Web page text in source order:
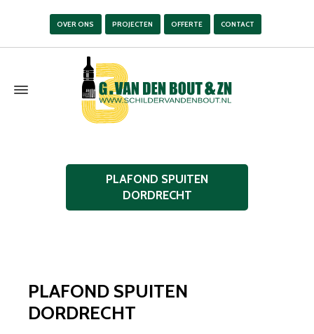
OVER ONS PROJECTEN OFFERTE CONTACT
PLAFOND SPUITEN
DORDRECHT
PLAFOND SPUITEN
DORDRECHT